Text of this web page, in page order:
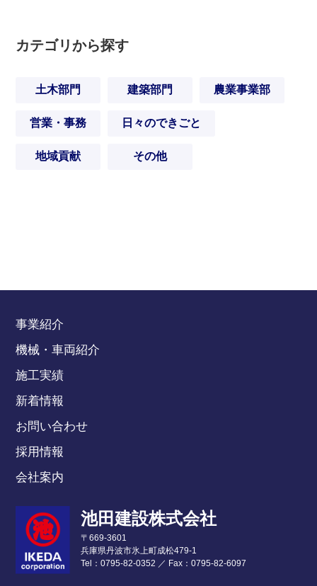
カテゴリから探す
土木部門 建築部門 農業事業部
営業・事務 日々のできごと
地域貢献 その他
池田建設株式会社
〒669-3601
兵庫県丹波市氷上町成松479-1
Tel：0795-82-0352 ／ Fax：0795-82-6097
事業紹介
機械・車両紹介
施工実績
新着情報
お問い合わせ
採用情報
会社案内